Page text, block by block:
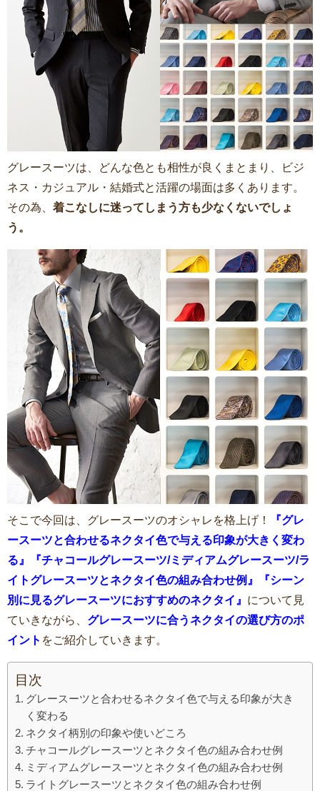
グレースーツは、どんな色とも相性が良くまとまり、ビジ
ネス・カジュアル・結婚式と活躍の場面は多くあります。
その為、 着こなしに迷ってしまう方も少なくないでしょ
う。
そこで今回は、グレースーツのオシャレを格上げ！
『グレ
ースーツと合わせるネクタイ色で与える印象が大きく変わ
る』『チャコールグレースーツ/ミディアムグレースーツ/ラ
イトグレースーツとネクタイ色の組み合わせ例』『シーン
別に見るグレースーツにおすすめのネクタイ』 について見
ていきながら、 グレースーツに合うネクタイの選び方のポ
イント をご紹介していきます。
目次
グレースーツと合わせるネクタイ色で与える印象が大き
く変わる
ネクタイ柄別の印象や使いどころ
チャコールグレースーツとネクタイ色の組み合わせ例
ミディアムグレースーツとネクタイ色の組み合わせ例
ライトグレースーツとネクタイ色の組み合わせ例